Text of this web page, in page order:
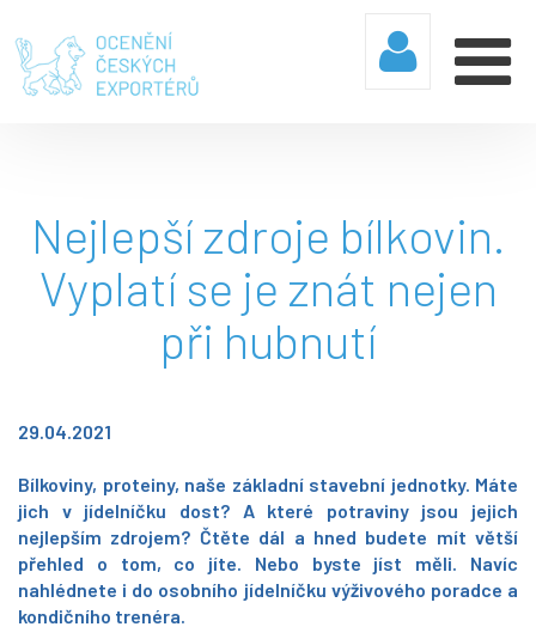
Nejlepší zdroje bílkovin.
Vyplatí se je znát nejen
při hubnutí
29.04.2021
Bílkoviny, proteiny, naše základní stavební jednotky. Máte
jich v jídelníčku dost? A které potraviny jsou jejich
nejlepším zdrojem? Čtěte dál a hned budete mít větší
přehled o tom, co jíte. Nebo byste jíst měli. Navíc
nahlédnete i do osobního jídelníčku výživového poradce a
kondičního trenéra.